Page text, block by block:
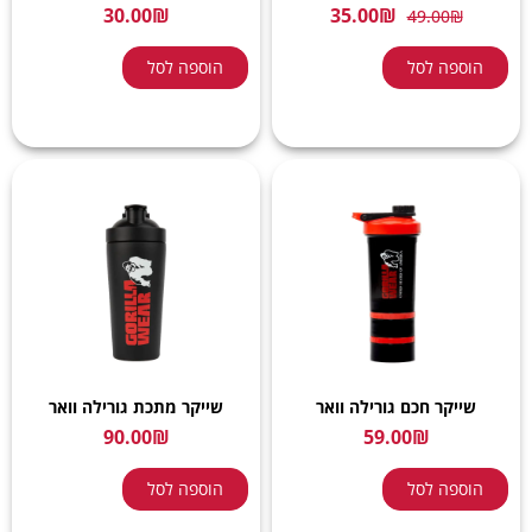
49.00₪
35.00₪
הוספה לסל
30.00₪
הוספה לסל
שייקר חכם גורילה וואר
59.00₪
הוספה לסל
שייקר מתכת גורילה וואר
90.00₪
הוספה לסל